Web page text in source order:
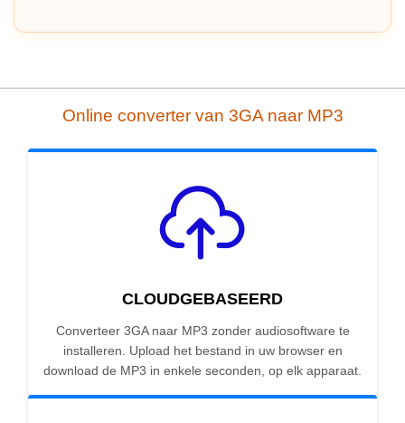
Online converter van 3GA naar MP3
CLOUDGEBASEERD
Converteer 3GA naar MP3 zonder audiosoftware te
installeren. Upload het bestand in uw browser en
download de MP3 in enkele seconden, op elk apparaat.